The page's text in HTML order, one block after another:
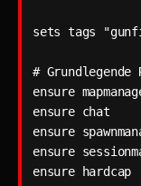
sets tags
# Grundlegende
ensure
ensure chat
ensure
ensure
ensure hardcap